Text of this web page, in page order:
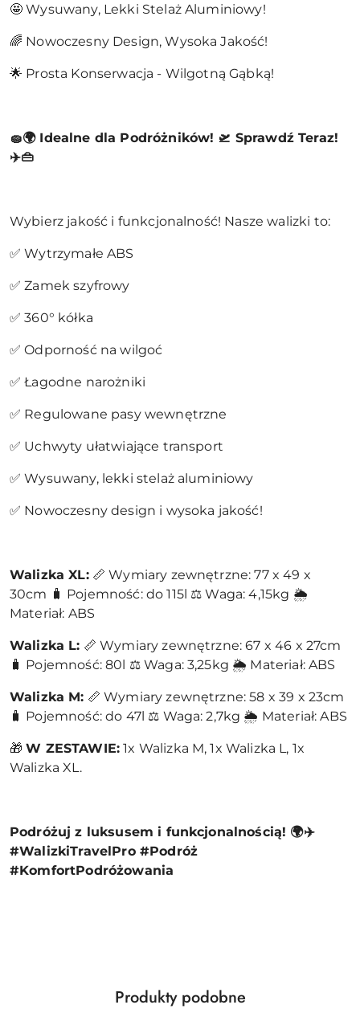
🤩 Wysuwany, Lekki Stelaż Aluminiowy!
🌈 Nowoczesny Design, Wysoka Jakość!
🌟 Prosta Konserwacja - Wilgotną Gąbką!
🧽🌍 Idealne dla Podróżników! 🛫 Sprawdź Teraz!
✈️👜
Wybierz jakość i funkcjonalność! Nasze walizki to:
✅ Wytrzymałe ABS
✅ Zamek szyfrowy
✅ 360° kółka
✅ Odporność na wilgoć
✅ Łagodne narożniki
✅ Regulowane pasy wewnętrzne
✅ Uchwyty ułatwiające transport
✅ Wysuwany, lekki stelaż aluminiowy
✅ Nowoczesny design i wysoka jakość!
Walizka XL:📏 Wymiary zewnętrzne: 77 x 49 x
30cm 🧳 Pojemność: do 115l ⚖️ Waga: 4,15kg 🌦️
Materiał: ABS
Walizka L: 📏 Wymiary zewnętrzne: 67 x 46 x 27cm
🧳 Pojemność: 80l ⚖️ Waga: 3,25kg 🌦️ Materiał: ABS
Walizka M: 📏 Wymiary zewnętrzne: 58 x 39 x 23cm
🧳 Pojemność: do 47l ⚖️ Waga: 2,7kg 🌦️ Materiał: ABS
🎁W ZESTAWIE: 1x Walizka M, 1x Walizka L, 1x
Walizka XL.
Podróżuj z luksusem i funkcjonalnością! 🌍✈️
#WalizkiTravelPro #Podróż
#KomfortPodróżowania
Pomiń karuzelę produktów
Produkty
Produkty podobne